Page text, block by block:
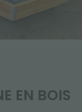
EN BOIS